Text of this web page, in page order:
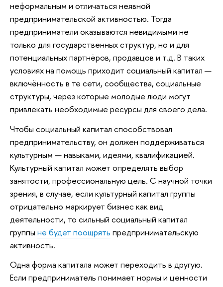
неформальным и отличаться неявной
предпринимательской активностью. Тогда
предприниматели оказываются невидимыми не
только для государственных структур, но и для
потенциальных партнёров, продавцов и т.д. В таких
условиях на помощь приходит социальный капитал —
включённость в те сети, сообщества, социальные
структуры, через которые молодые люди могут
привлекать необходимые ресурсы для своего дела.
Чтобы социальный капитал способствовал
предпринимательству, он должен поддерживаться
культурным — навыками, идеями, квалификацией.
Культурный капитал может определять выбор
занятости, профессиональную цель. С научной точки
зрения, в случае, если культурный капитал группы
отрицательно маркирует бизнес как вид
деятельности, то сильный социальный капитал
группы не будет поощрять предпринимательскую
активность.
Одна форма капитала может переходить в другую.
Если предприниматель понимает нормы и ценности